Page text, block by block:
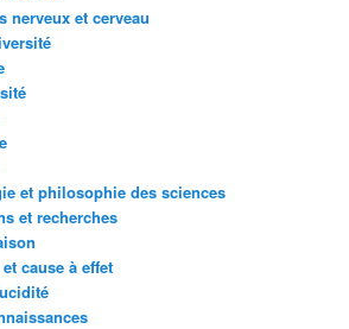
nerveux et cerveau
et philosophie des sciences
et recherches
cause à effet